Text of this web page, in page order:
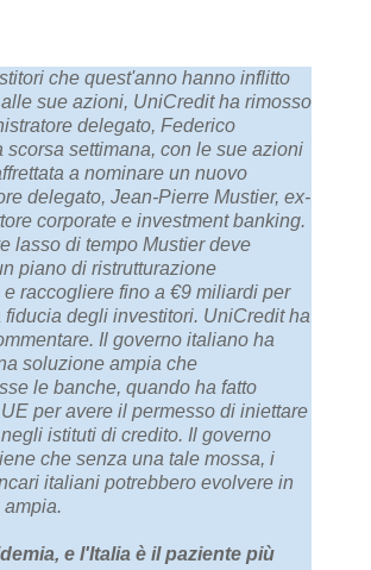
che quest'anno hanno inflitto
sue azioni, UniCredit ha rimosso
delegato, Federico
scorsa settimana, con le sue azioni
a nominare un nuovo
delegato, Jean-Pierre Mustier, ex-
corporate e investment banking.
lasso di tempo Mustier deve
piano di ristrutturazione
raccogliere fino a €9 miliardi per
fiducia degli investitori. UniCredit ha
Il governo italiano ha
soluzione ampia che
le banche, quando ha fatto
per avere il permesso di iniettare
istituti di credito. Il governo
che senza una tale mossa, i
italiani potrebbero evolvere in
e l'Italia è il paziente più